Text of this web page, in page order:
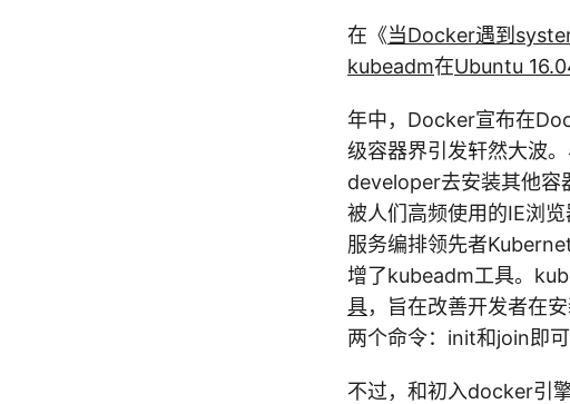
在《当Docker遇到
kubeadm在Ubuntu
年中，Docker宣布在
级容器界引发轩然大波
developer去安装其他容
被人们高频使用的IE浏
服务编排领先者
增了kubeadm工具。
具，旨在改善开发者在
两个命令：init和join即
不过，和初入docker引